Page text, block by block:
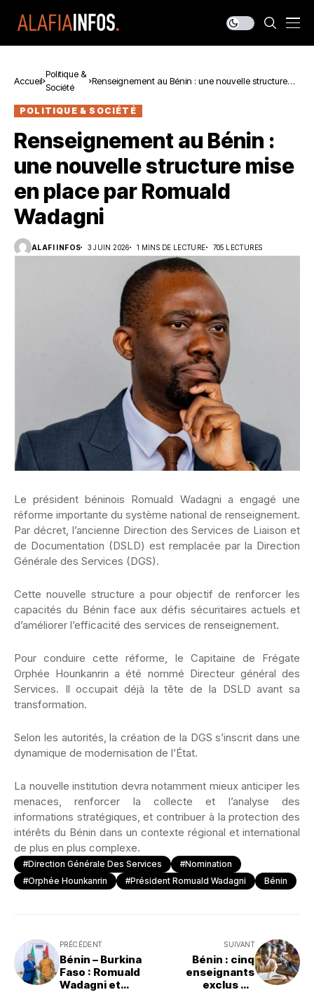
Accueil
Politique &
Société
Renseignement au Bénin : une nouvelle structure
POLITIQUE & SOCIÉTÉ
Renseignement au Bénin :
une nouvelle structure mise
en place par Romuald
Wadagni
ALAFI INFOS 3 JUIN 2026 1 MINS DE LECTURE 705 LECTURES
Le président béninois Romuald Wadagni a engagé une
réforme importante du système national de renseignement.
Par décret, l’ancienne Direction des Services de Liaison et
de Documentation (DSLD) est remplacée par la Direction
Générale des Services (DGS).
Cette nouvelle structure a pour objectif de renforcer les
capacités du Bénin face aux défis sécuritaires actuels et
d’améliorer l’efficacité des services de renseignement.
Pour conduire cette réforme, le Capitaine de Frégate
Orphée Hounkanrin a été nommé Directeur général des
Services. Il occupait déjà la tête de la DSLD avant sa
transformation.
Selon les autorités, la création de la DGS s’inscrit dans une
dynamique de modernisation de l’État.
La nouvelle institution devra notamment mieux anticiper les
menaces, renforcer la collecte et l’analyse des
informations stratégiques, et contribuer à la protection des
intérêts du Bénin dans un contexte régional et international
de plus en plus complexe.
#Direction Générale Des Services
#Nomination
#Orphée Hounkanrin
#Président Romuald Wadagni Bénin
PRÉCÉDENT
Bénin – Burkina
Faso : Romuald
Wadagni et
SUIVANT
Bénin : cinq
enseignants
exclus du